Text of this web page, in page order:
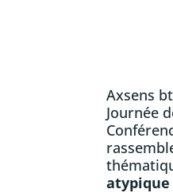
Axsens
Journée
atypique